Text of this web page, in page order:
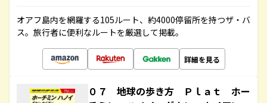
オアフ島内を網羅する105ルート、約4000停留所を持つザ・バ
ス。旅行者に便利なルートを厳選して掲載。
詳細を見る
０７ 地球の歩き方 Ｐｌａｔ ホー